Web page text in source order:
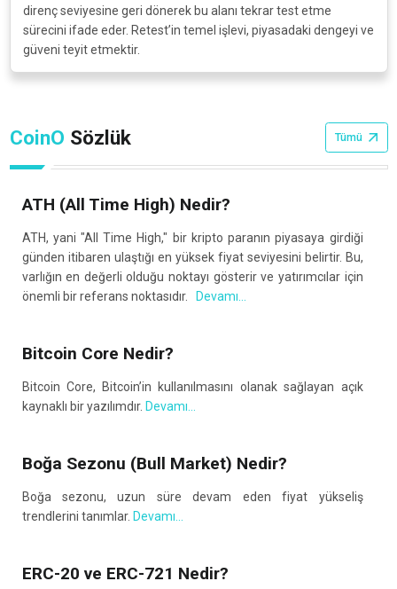
direnç seviyesine geri dönerek bu alanı tekrar test etme
sürecini ifade eder. Retest’in temel işlevi, piyasadaki dengeyi ve
güveni teyit etmektir.
CoinO Sözlük Tümü
ATH (All Time High) Nedir?
ATH, yani "All Time High," bir kripto paranın piyasaya girdiği
günden itibaren ulaştığı en yüksek fiyat seviyesini belirtir. Bu,
varlığın en değerli olduğu noktayı gösterir ve yatırımcılar için
önemli bir referans noktasıdır.
Devamı...
Bitcoin Core Nedir?
Bitcoin Core, Bitcoin’in kullanılmasını olanak sağlayan açık
kaynaklı bir yazılımdır. Devamı...
Boğa Sezonu (Bull Market) Nedir?
Boğa sezonu, uzun süre devam eden fiyat yükseliş
trendlerini tanımlar. Devamı...
ERC-20 ve ERC-721 Nedir?